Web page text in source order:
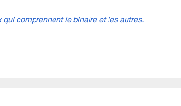
comprennent le binaire et les autres.